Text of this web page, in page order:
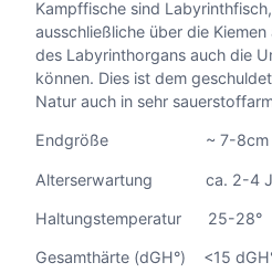
Kampffische sind
ausschließliche über die
des Labyrinthorgans auch die
können. Dies ist dem
Natur auch in sehr
Endgröße ~ 7-8cm
Alterserwartung ca. 2-4
Haltungstemperatur 25-28°
Gesamthärte (dGH°) <15